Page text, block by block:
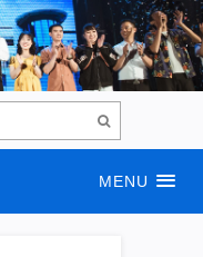
MENU